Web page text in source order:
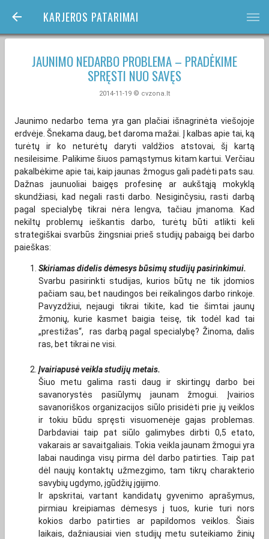
KARJEROS PATARIMAI bars
JAUNIMO NEDARBO PROBLEMA – PRADĖKIME
SPRĘSTI NUO SAVĘS
2014-11-19 © cvzona.lt
Jaunimo nedarbo tema yra gan plačiai išnagrinėta viešojoje
erdvėje. Šnekama daug, bet daroma mažai. Į kalbas apie tai, ką
turėtų ir ko neturėtų daryti valdžios atstovai, šį kartą
nesileisime. Palikime šiuos pamąstymus kitam kartui. Verčiau
pakalbėkime apie tai, kaip jaunas žmogus gali padėti pats sau.
Dažnas jaunuoliai baigęs profesinę ar aukštąją mokyklą
skundžiasi, kad negali rasti darbo. Nesiginčysiu, rasti darbą
pagal specialybę tikrai nėra lengva, tačiau įmanoma. Kad
nekiltų problemų ieškantis darbo, turėtų būti atlikti keli
strategiškai svarbūs žingsniai prieš studijų pabaigą bei darbo
paieškas:
Skiriamas didelis dėmesys būsimų studijų pasirinkimui.
Svarbu pasirinkti studijas, kurios būtų ne tik įdomios
pačiam sau, bet naudingos bei reikalingos darbo rinkoje.
Pavyzdžiui, nejaugi tikrai tikite, kad tie šimtai jaunų
žmonių, kurie kasmet baigia teisę, tik todėl kad tai
„prestižas“, ras darbą pagal specialybę? Žinoma, dalis
ras, bet tikrai ne visi.
Įvairiapusė veikla studijų metais.
Šiuo metu galima rasti daug ir skirtingų darbo bei
savanorystės pasiūlymų jaunam žmogui. Įvairios
savanoriškos organizacijos siūlo prisidėti prie jų veiklos
ir tokiu būdu spręsti visuomenėje gajas problemas.
Darbdaviai taip pat siūlo galimybes dirbti 0,5 etato,
vakarais ar savaitgaliais. Tokia veikla jaunam žmogui yra
labai naudinga visų pirma dėl darbo patirties. Taip pat
dėl naujų kontaktų užmezgimo, tam tikrų charakterio
savybių ugdymo, įgūdžių įgijimo.
Ir apskritai, vartant kandidatų gyvenimo aprašymus,
pirmiau kreipiamas dėmesys į tuos, kurie turi nors
kokios darbo patirties ar papildomos veiklos. Šiais
laikais, dažniausiai vien studijų metu suteikiamo žinių